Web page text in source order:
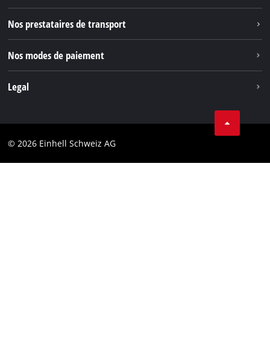
TikTok
Pinterest
Nos prestataires de transport
Nos modes de paiement
Legal
Marque
© 2026 Einhell Schweiz AG